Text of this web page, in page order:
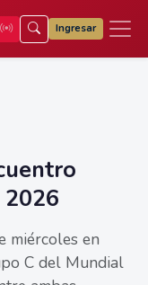
Ingresar
miércoles en
C del Mundial